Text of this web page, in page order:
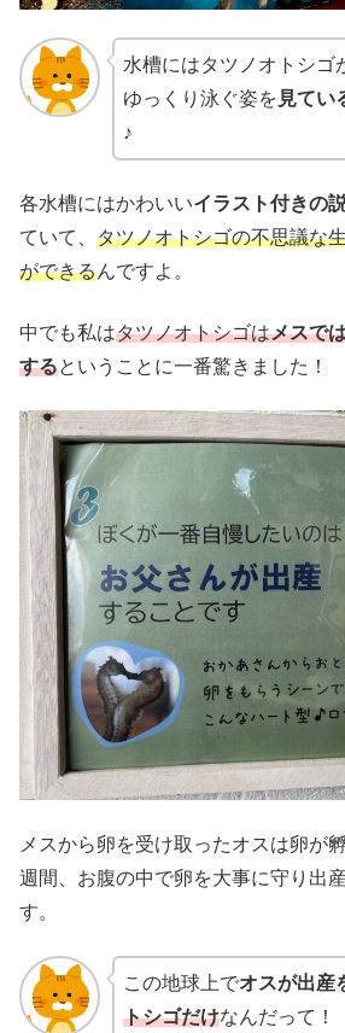
水槽にはタツノオトシゴ
ゆっくり泳ぐ姿を 見てい
♪
各水槽にはかわいいイラスト付きの
ていて、 タツノオトシゴの不思議な
ができるんですよ。
中でも私はタツノオトシゴはメスで
するということに一番驚きました！
メスから卵を受け取ったオスは卵が
週間、お腹の中で卵を大事に守り出
す。
この地球上でオスが出産
トシゴだけなんだって！